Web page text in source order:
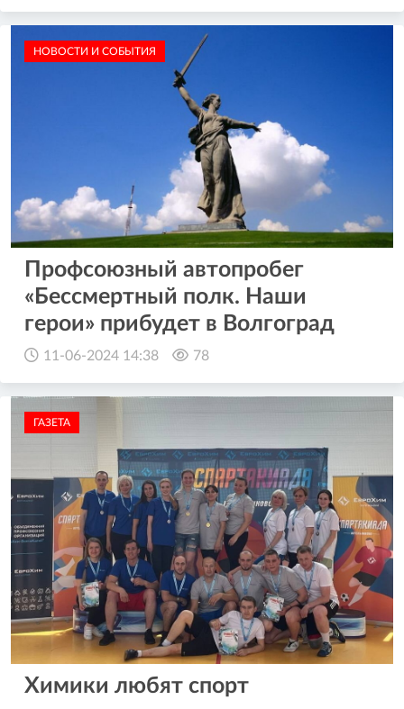
НОВОСТИ И СОБЫТИЯ
Профсоюзный автопробег
«Бессмертный полк. Наши
герои» прибудет в Волгоград
11-06-2024 14:38 78
ГАЗЕТА
Химики любят спорт